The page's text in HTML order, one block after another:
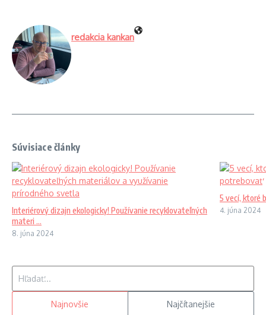
redakcia kankan
Súvisiace články
Interiérový dizajn ekologicky! Používanie recyklovateľných
materi ...
8. júna 2024
5 vecí, ktoré
4. júna 2024
Najnovšie Najčítanejšie